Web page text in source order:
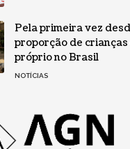
Pela primeira vez
proporção de crianças
próprio no Brasil
NOTÍCIAS